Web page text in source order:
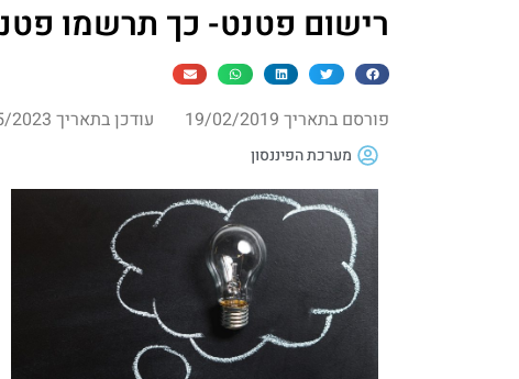
רישום פטנט- כך תרשמו
פורסם בתאריך 19/02/2019 עודכן בתאריך 03/05/2023
מערכת הפיננסון